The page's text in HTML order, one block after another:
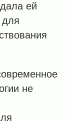
ей
для
не